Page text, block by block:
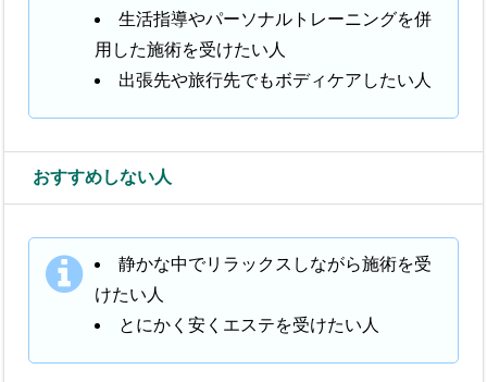
生活指導やパーソナルトレーニングを併
用した施術を受けたい人
出張先や旅行先でもボディケアしたい人
おすすめしない人
静かな中でリラックスしながら施術を受
けたい人
とにかく安くエステを受けたい人